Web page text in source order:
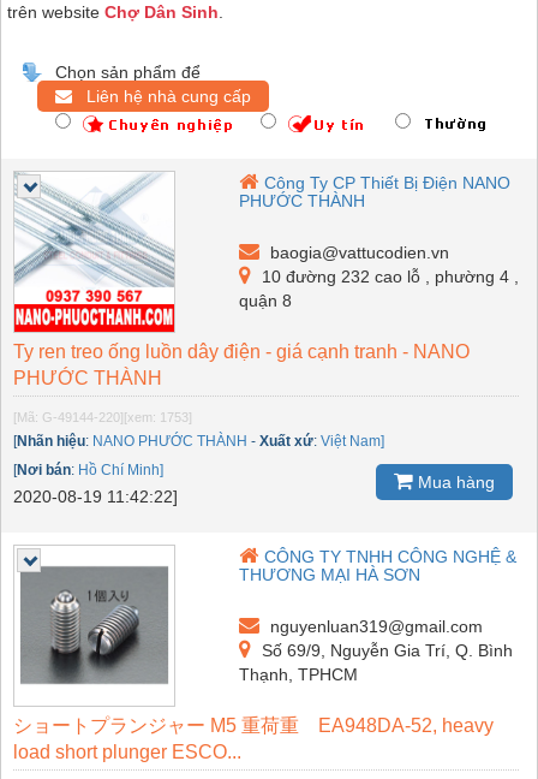
trên website Chợ Dân Sinh
Chọn sản phẩm để
Liên hệ nhà cung cấp
Công Ty CP Thiết Bị Điện NANO
PHƯỚC THÀNH
baogia@vattucodien.vn
10 đường 232 cao lỗ , phường 4 ,
quận 8
Ty ren treo ống luồn dây điện - giá cạnh tranh - NANO
PHƯỚC THÀNH
[Mã: G-49144-220][xem: 1753]
[Nhãn hiệu: NANO PHƯỚC THÀNH - Xuất xứ: Việt Nam]
[Nơi bán: Hồ Chí Minh]
2020-08-19 11:42:22]
Mua hàng
CÔNG TY TNHH CÔNG NGHỆ &
THƯƠNG MẠI HÀ SƠN
nguyenluan319@gmail.com
Số 69/9, Nguyễn Gia Trí, Q. Bình
Thạnh, TPHCM
ショートプランジャー M5 重荷重 EA948DA-52, heavy
load short plunger ESCO...